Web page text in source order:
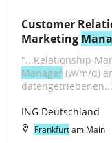
Customer
Marketing
Manager (w/m/d)
ING Deutschland
Frankfurtam Main